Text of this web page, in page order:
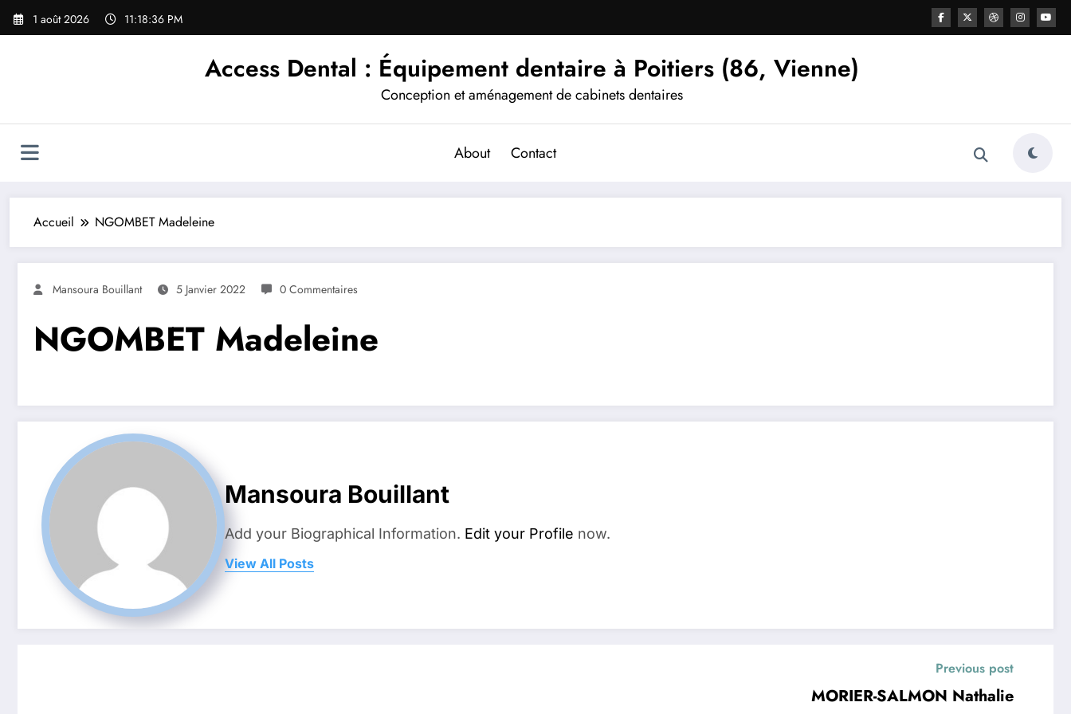
Aller
1 août 2026 11:18:36 PM
Access Dental : Équipement dentaire à Poitiers (86, Vienne)
Conception et aménagement de cabinets dentaires
About Contact
Accueil NGOMBET Madeleine
Mansoura Bouillant 5 Janvier 2022 0 Commentaires
NGOMBET Madeleine
Mansoura Bouillant
Add your Biographical Information. Edit your Profile now.
View All Posts
Previous post
MORIER-SALMON Nathalie